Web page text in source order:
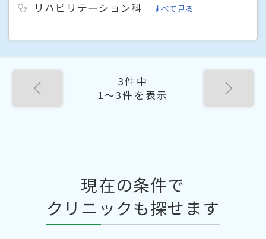
リハビリテーション科
すべて見る
3件中
1〜3件を表示
現在の条件で
クリニックも探せます